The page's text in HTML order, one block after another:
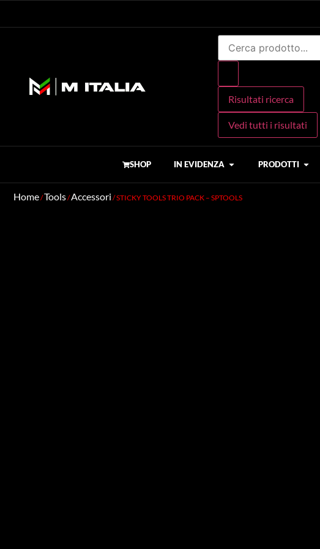
Risultati ricerca
Vedi tutti i risultati
SHOP IN EVIDENZA PRODOTTI
Home/Tools/Accessori / STICKY TOOLS TRIO PACK – SPTOOLS